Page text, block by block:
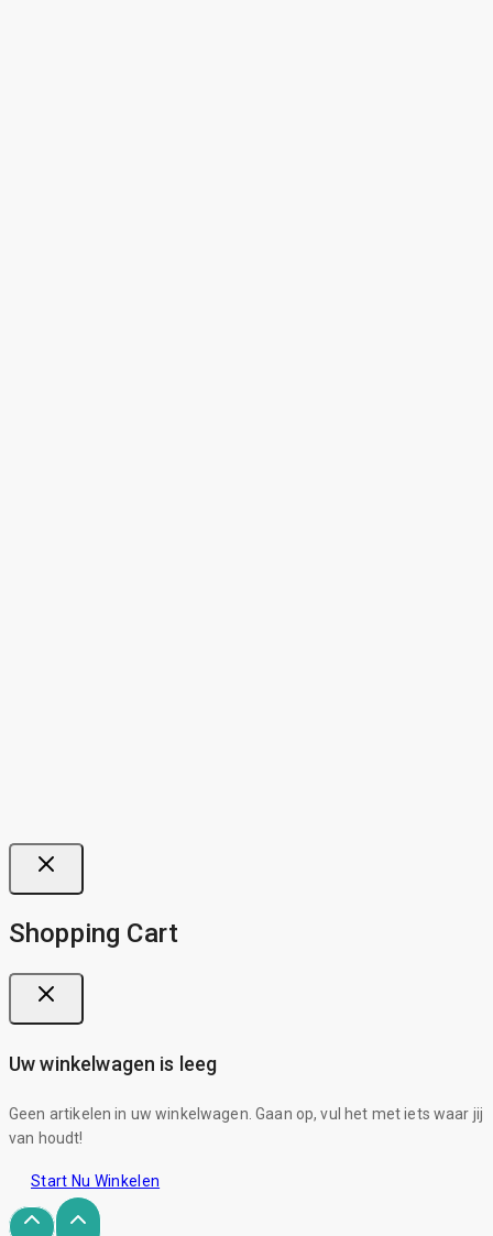
Shopping Cart
Uw winkelwagen is leeg
Geen artikelen in uw winkelwagen. Gaan op, vul het met iets waar jij
van houdt!
Start Nu Winkelen